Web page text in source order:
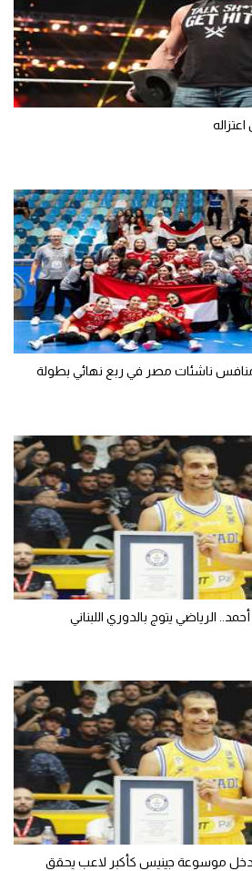
ناشئات مصر في ربع نهائي بطولة
الرياضي يتوج بالدوري اللبناني
موسوعة جينيس كأكبر لاعب يحقق